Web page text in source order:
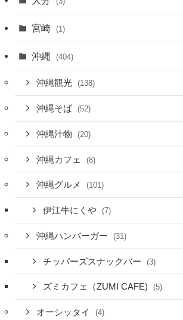
宮崎 (1)
沖縄 (404)
沖縄観光 (138)
沖縄そば (52)
沖縄汁物 (20)
沖縄カフェ (8)
沖縄グルメ (101)
伊江牛にくや (7)
沖縄ハンバーガー (31)
チッパーズスナックバー (3)
ズミカフェ（ZUMI CAFE) (5)
オーシッタイ (4)